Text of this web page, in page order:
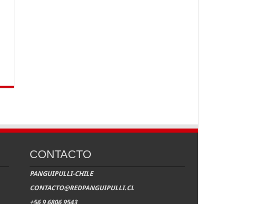
CONTACTO
PANGUIPULLI-CHILE
CONTACTO@REDPANGUIPULLI.CL
+56 9 6806 9543